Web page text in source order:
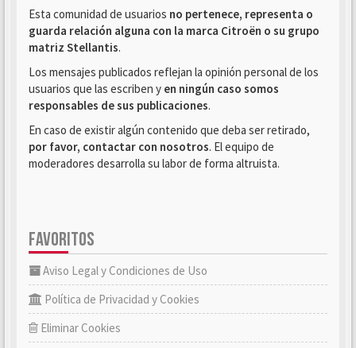
Esta comunidad de usuarios no pertenece, representa o
guarda relación alguna con la marca Citroën o su grupo
matriz Stellantis.
Los mensajes publicados reflejan la opinión personal de los
usuarios que las escriben y en ningún caso somos
responsables de sus publicaciones.
En caso de existir algún contenido que deba ser retirado,
por favor, contactar con nosotros. El equipo de
moderadores desarrolla su labor de forma altruista.
FAVORITOS
Aviso Legal y Condiciones de Uso
Política de Privacidad y Cookies
Eliminar Cookies